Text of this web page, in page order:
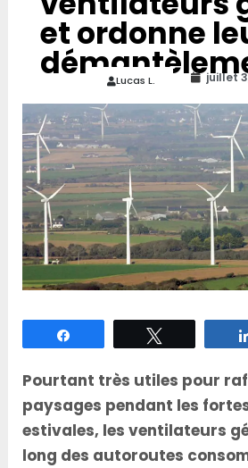
et ordonne
Lucas L. juillet
Pourtant très utiles pour
paysages pendant les
estivales, les ventilateurs
long des autoroutes